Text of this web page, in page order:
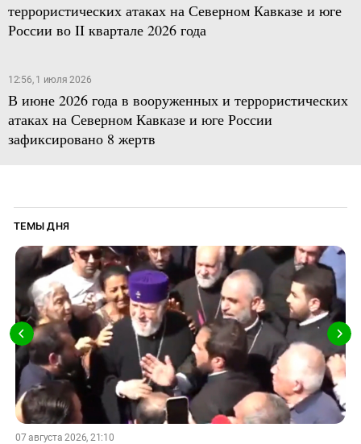
террористических атаках на Северном Кавказе и юге
России во II квартале 2026 года
12:56, 1 июля 2026
В июне 2026 года в вооруженных и террористических
атаках на Северном Кавказе и юге России
зафиксировано 8 жертв
ТЕМЫ ДНЯ
07 августа 2026, 21:10